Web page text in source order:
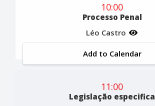
10:00
Processo Penal
Léo Castro
Add to Calendar
11:00
Legislação especifica